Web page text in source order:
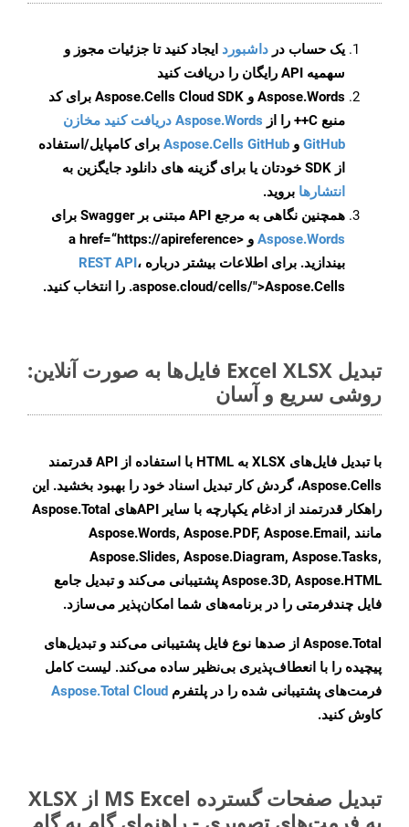
یک حساب در داشبورد ایجاد کنید تا جزئیات مجوز و
سهمیه API رایگان را دریافت کنید
Aspose.Words و Aspose.Cells Cloud SDK برای کد
منبع C++ را از
Aspose.Words دریافت کنید مخازن
GitHub و Aspose.Cells GitHub برای کامپایل/استفاده
از SDK خودتان یا برای گزینه های دانلود جایگزین به
انتشارها بروید.
همچنین نگاهی به مرجع API مبتنی بر Swagger برای
Aspose.Words
و <a href=“https://apireference
بیندازید. برای اطلاعات بیشتر درباره REST API،
.aspose.cloud/cells/">Aspose.Cells را انتخاب کنید.
تبدیل Excel XLSX فایل‌ها به صورت آنلاین:
روشی سریع و آسان
با تبدیل فایل‌های XLSX به HTML با استفاده از API قدرتمند
Aspose.Cells، گردش کار تبدیل اسناد خود را بهبود بخشید. این
راهکار قدرتمند از ادغام یکپارچه با سایر APIهای Aspose.Total
مانند Aspose.Words, Aspose.PDF, Aspose.Email,
Aspose.Slides, Aspose.Diagram, Aspose.Tasks,
Aspose.3D, Aspose.HTML پشتیبانی می‌کند و تبدیل جامع
فایل چندفرمتی را در برنامه‌های شما امکان‌پذیر می‌سازد.
Aspose.Total از صدها نوع فایل پشتیبانی می‌کند و تبدیل‌های
پیچیده را با انعطاف‌پذیری بی‌نظیر ساده می‌کند. لیست کامل
فرمت‌های پشتیبانی شده را در پلتفرم Aspose.Total Cloud
کاوش کنید.
تبدیل صفحات گسترده MS Excel از XLSX